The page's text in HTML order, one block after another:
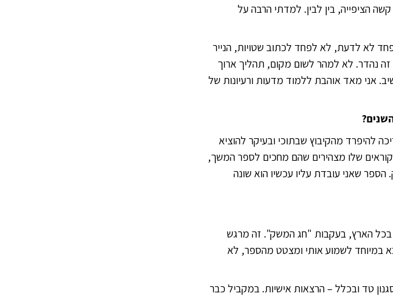
הציפייה, בין לבין. למדתי הרבה על
לא לדעת, לא לפחד לכתוב שטויות, הנייר
זה נהדר. לא למהר לשום מקום, תהליך ארוך
אני מאד אוהבת ללמוד מדעות ורעיונות של
להיפרד מהקיבוץ שבתוכי ובעיקר להוציא
שלו מצהירים שהם מחכים לספר המשך,
שאני עובדת עליו עכשיו הוא שונה
בכל הארץ, בעקבות "חג המשק". זה מרגש
במיוחד לשמוע אותי ומצטט מהספר, לא
טד ובכלל – הרצאות אישיות. במקביל כבר